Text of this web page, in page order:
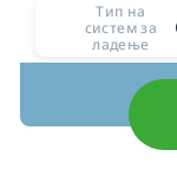
Тип на
систем за
ладење